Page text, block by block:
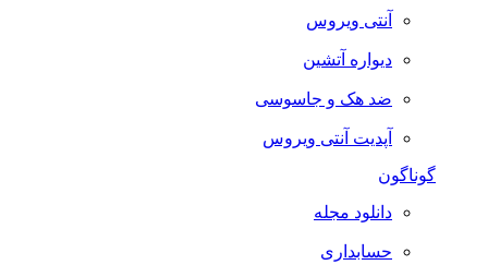
آنتی ویروس
دیواره آتشین
ضد هک و جاسوسی
آپدیت آنتی ویروس
گوناگون
دانلود مجله
حسابداری